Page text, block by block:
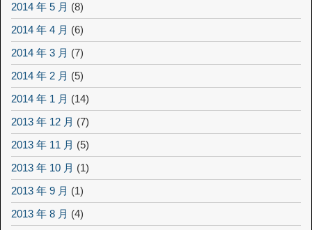
2014 年 5 月 (8)
2014 年 4 月 (6)
2014 年 3 月 (7)
2014 年 2 月 (5)
2014 年 1 月 (14)
2013 年 12 月 (7)
2013 年 11 月 (5)
2013 年 10 月 (1)
2013 年 9 月 (1)
2013 年 8 月 (4)